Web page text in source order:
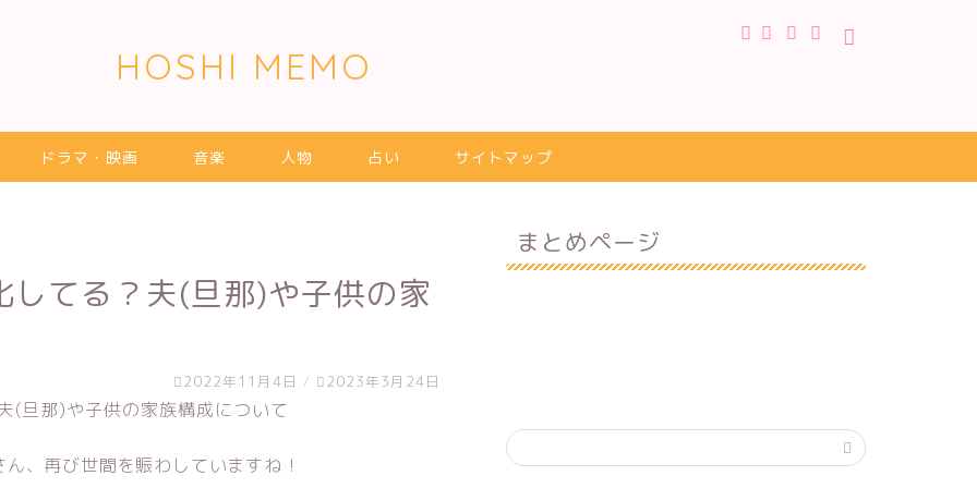
HOSHI MEMO
ドラマ・映画 音楽 人物 占い サイトマップ
てる？夫(旦那)や子供の家
2022年11月4日 / 2023年3月24日
、再び世間を賑わしていますね！
まとめページ